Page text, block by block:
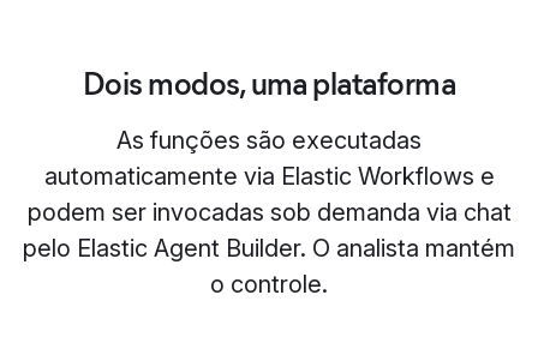
Dois modos, uma plataforma
As funções são executadas
automaticamente via Elastic Workflows e
podem ser invocadas sob demanda via chat
pelo Elastic Agent Builder. O analista mantém
o controle.